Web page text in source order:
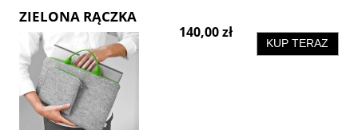
ZIELONA RĄCZKA
140,00 zł
KUP TERAZ